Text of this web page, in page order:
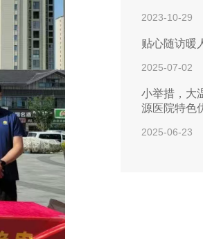
2023-10-29
贴心随访暖
2025-07-02
小举措，大
源医院特色
2025-06-23